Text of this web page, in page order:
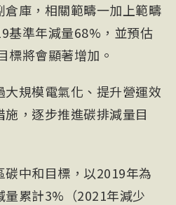
庫，相關範疇一加上範疇
基準年減量68%，並預估
標將會顯著增加。
規模電氣化、提升營運效
，逐步推進碳排減量目
中和目標，以2019年為
累計3%（2021年減少